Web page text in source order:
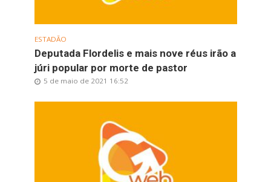
ESTADÃO
Deputada Flordelis e mais nove réus irão a
júri popular por morte de pastor
5 de maio de 2021 16:52